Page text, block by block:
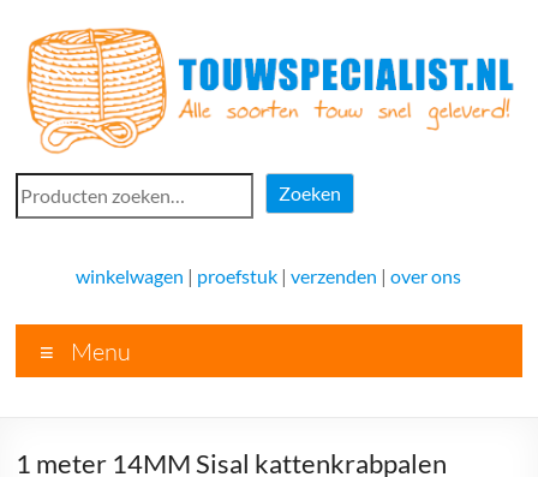
naar
inhoud
Touwspecialist.nl
voor
vele
soorten
goed
Zoeken
Zoeken
winkelwagen | proefstuk |verzenden |over ons
Menu
1 meter 14MM Sisal kattenkrabpalen